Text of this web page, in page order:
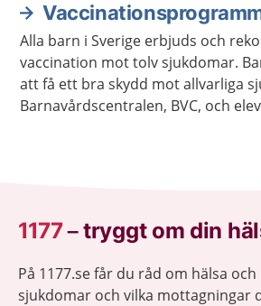
Alla barn i Sverige erbjuds och
vaccination mot tolv sjukdomar.
att få ett bra skydd mot allvarliga
Barnavårdscentralen, BVC, och
1177–tryggt om din
På 1177.se får du råd om hälsa
sjukdomar och vilka mottagningar